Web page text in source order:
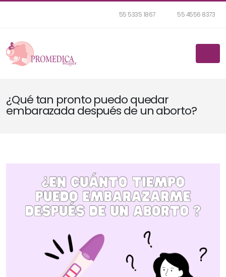
55 5335 1867 55 4556 8373
¿Qué tan pronto puedo quedar
embarazada después de un aborto?